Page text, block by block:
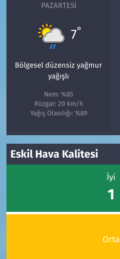
PAZARTESI
7°
Bölgesel düzensiz yağmur
yağışlı
Nem: %85
Rüzgar: 20 km/h
Yağış Olasılığı: %89
Eskil Hava Kalitesi
İyi
1
Orta